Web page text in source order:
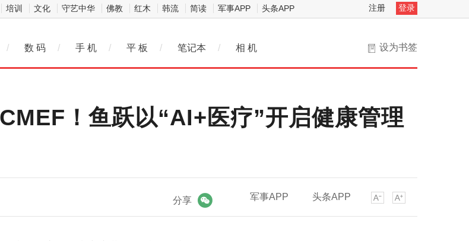
培训 文化 守艺中华 佛教 红木 韩流 简读 军事APP 头条APP 注册 登录
设为书签
/ 数 码 / 手 机 / 平 板 / 笔记本 / 相 机
！鱼跃以“AI+医疗”开启健康管理
军事APP 头条APP
分享